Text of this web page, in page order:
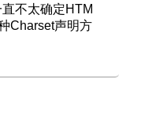
不太确定HTM
Charset声明方